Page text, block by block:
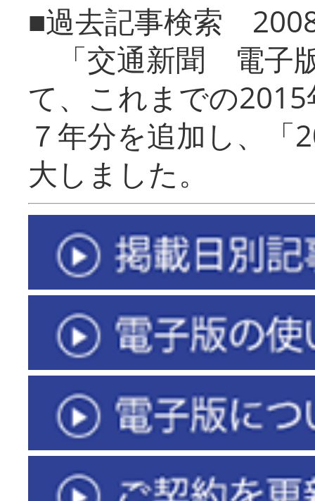
■過去記事検索
「交通新聞 電子
て、これまでの
７年分を追加し、「
大しまし